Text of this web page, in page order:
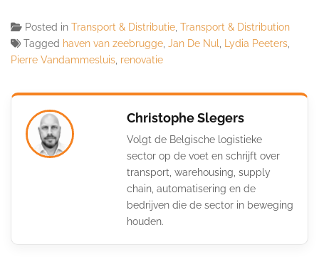
Posted in Transport & Distributie Transport & Distribution
Tagged haven van zeebrugge Jan De Nul Lydia Peeters
Pierre Vandammesluis renovatie
Christophe Slegers
Volgt de Belgische logistieke
sector op de voet en schrijft over
transport, warehousing, supply
chain, automatisering en de
bedrijven die de sector in beweging
houden.